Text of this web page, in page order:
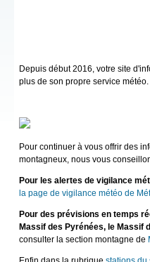
Depuis début 2016, votre site
plus de son propre service météo.
Pour continuer à vous offrir des
montagneux, nous vous
Pour les alertes de vigilance
la page de vigilance météo de
Pour des prévisions en temps
Massif des Pyrénées, le Massif
consulter la section montagne de